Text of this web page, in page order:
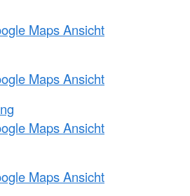
Maps Ansicht
Maps Ansicht
Maps Ansicht
Maps Ansicht